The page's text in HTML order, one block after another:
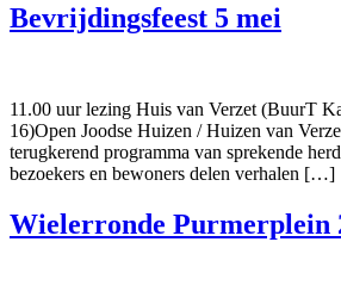
Bevrijdingsfeest 5 mei
11.00 uur lezing Huis van Verzet (BuurT
16)Open Joodse Huizen / Huizen van
terugkerend programma van sprekende
bezoekers en bewoners delen verhalen […]
Wielerronde Purmerplein